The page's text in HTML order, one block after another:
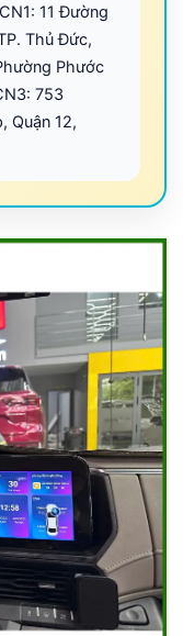
11 Đường
Thủ Đức,
Phước
753
Quận 12,